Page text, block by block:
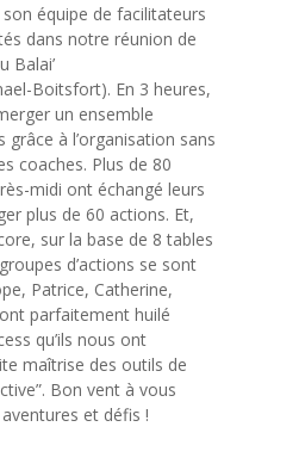
équipe de facilitateurs
dans notre réunion de
Balai’
Boitsfort). En 3 heures,
un ensemble
grâce à l’organisation sans
coaches. Plus de 80
midi ont échangé leurs
plus de 60 actions. Et,
sur la base de 8 tables
d’actions se sont
Patrice, Catherine,
parfaitement huilé
qu’ils nous ont
maîtrise des outils de
Bon vent à vous
et défis !